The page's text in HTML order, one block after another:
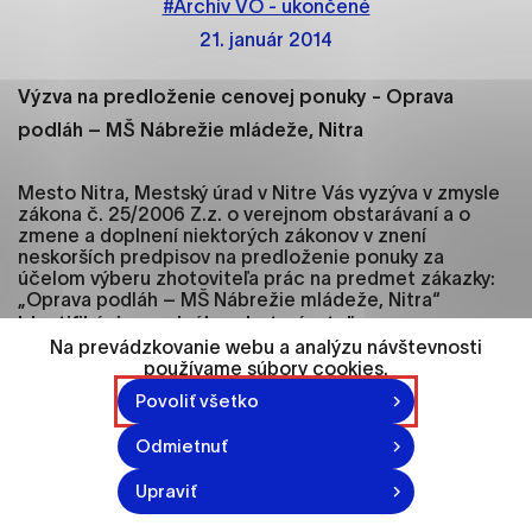
21. január 2014
#Archív VO - ukončené
Výzva na predloženie cenovej ponuky - Oprava
podláh – MŠ Nábrežie mládeže, Nitra
Mesto Nitra, Mestský úrad v Nitre Vás vyzýva v zmysle
zákona č. 25/2006 Z.z. o verejnom obstarávaní a o
zmene a doplnení niektorých zákonov v znení
neskorších predpisov na predloženie ponuky za
účelom výberu zhotoviteľa prác na predmet zákazky:
„Oprava podláh – MŠ Nábrežie mládeže, Nitra“
Identifikácia verejného obstarávateľa:
_x000D_ Názov: Mesto Nitra
_x000D_ Adresa : Štefánikova trieda 60, 950
_x000D_ IČO: 00308307
_x000D_ DIČ: 2021102853
_x000D_ Kontakt: kancelária prednostu MsÚ,
037/6511931, prednosta@msunitra.sk
Na prevádzkovanie webu a analýzu návštevnosti
používame súbory cookies.
Povoliť všetko
Odmietnuť
Upraviť
ako je navigácia na stránke a prístup k
zabezpečeným oblastiam webovej stránky. Bez
fungovať.
Analytické cookies pomáhajú prevádzkovateľovi
stránok pochopiť, ako návštevníci stránok stránku
používajú, aby mohol stránky optimalizovať a
ponúknuť im lepšiu skúsenosť. Všetky dáta sa
zbierajú anonymne a nie je možné ich spojiť s
konkrétnou osobou.
Označiť všetko
Uložiť nastavenia
Viac informácií